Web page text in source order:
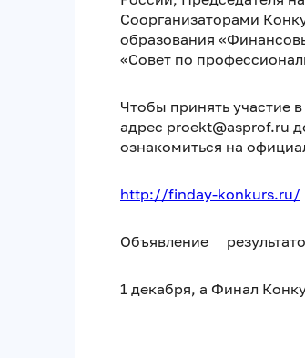
Соорганизаторами
образования
«Совет по
Чтобы принять участие
адрес proekt@asprof.ru
ознакомиться на
http://finday-konkurs.ru/
Объявление
1 декабря, а Финал